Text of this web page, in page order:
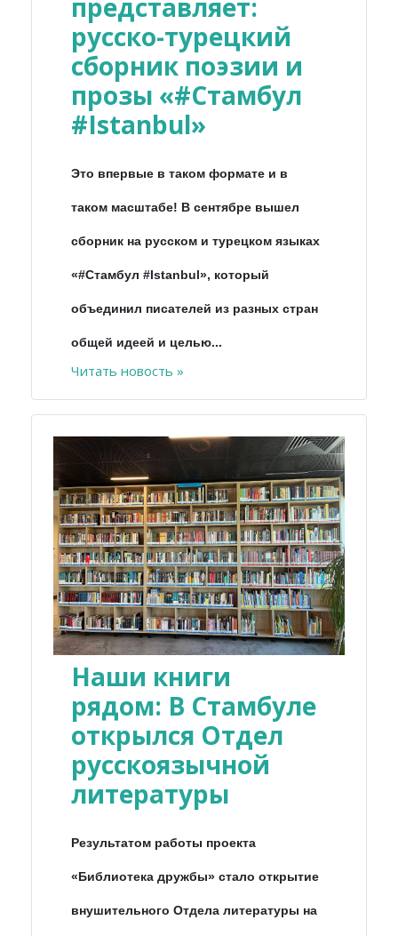
представляет:
русско-турецкий
сборник поэзии и
прозы «#Стамбул
#Istanbul»
Это впервые в таком формате и в
таком масштабе! В сентябре вышел
сборник на русском и турецком языках
«#Стамбул #Istanbul», который
объединил писателей из разных стран
общей идеей и целью...
Читать новость »
Наши книги
рядом: В Стамбуле
открылся Отдел
русскоязычной
литературы
Результатом работы проекта
«Библиотека дружбы» стало открытие
внушительного Отдела литературы на